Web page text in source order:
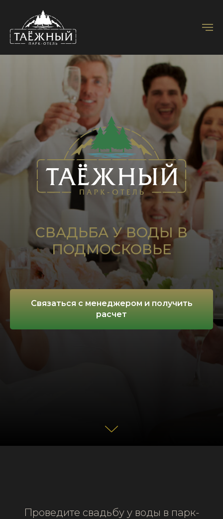
СВАДЬБА У ВОДЫ В
ПОДМОСКОВЬЕ
Связаться с менеджером и получить
расчет
Проведите свадьбу у воды в парк-